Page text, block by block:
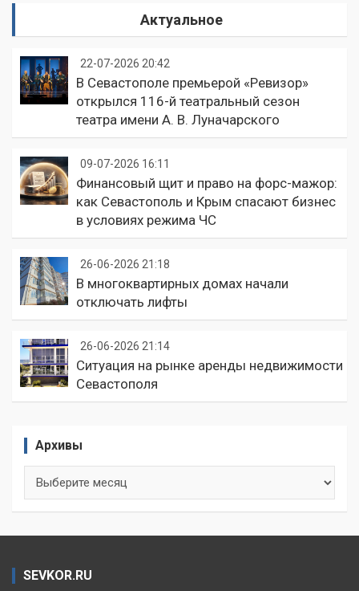
Актуальное
22-07-2026 20:42
В Севастополе премьерой «Ревизор»
открылся 116-й театральный сезон
театра имени А. В. Луначарского
09-07-2026 16:11
Финансовый щит и право на форс-мажор:
как Севастополь и Крым спасают бизнес
в условиях режима ЧС
26-06-2026 21:18
В многоквартирных домах начали
отключать лифты
26-06-2026 21:14
Ситуация на рынке аренды недвижимости
Севастополя
Архивы
SEVKOR.RU